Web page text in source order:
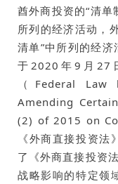
酋外商投资的“清单
所列的经济活动，
清单”中所列的经
于2020年9月27
（Federal
Amending
(2) of 2015 on
《外商直接投资
了《外商直接投资
战略影响的特定领